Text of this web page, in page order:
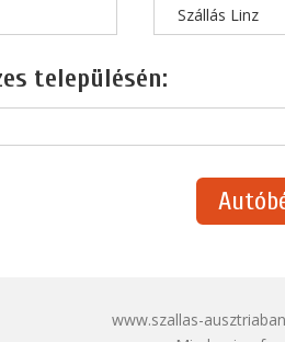
Szállás Linz
településén:
www.szallas-